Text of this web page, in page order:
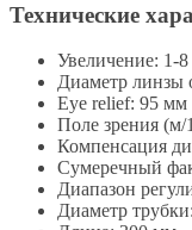
Технические
Увеличение: 1-8
Диаметр линзы
Eye relief: 95 мм
Поле зрения (м/
Компенсация
Сумеречный
Диапазон
Диаметр